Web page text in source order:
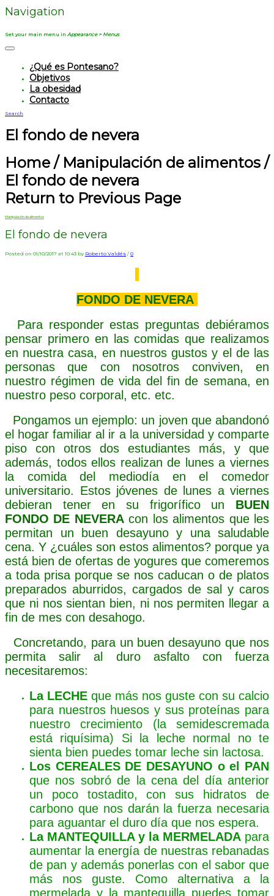
Navigation
Set your main menu in Appearance > Menus
¿Qué es Pontesano?
Objetivos
La obesidad
Contacto
Search
El fondo de nevera
Home / Manipulación de alimentos /
El fondo de nevera
Return to Previous Page
Manipulación de alimentos
El fondo de nevera
Posted on 01/10/2017 at 10:43 by Roberto Valdés / 0
FONDO DE NEVERA
Para responder estas preguntas debiéramos
pensar primero en las comidas que realizamos
en nuestra casa, en nuestros gustos y el de las
personas que con nosotros conviven, en
nuestro régimen de vida del fin de semana, en
nuestro peso corporal, etc. etc.
Pongamos un ejemplo: un joven que abandonó
el hogar familiar al ir a la universidad y comparte
piso con otros dos estudiantes más, y que
además, todos ellos realizan de lunes a viernes
la comida del mediodía en el comedor
universitario. Estos jóvenes de lunes a viernes
debieran tener en su frigorífico un BUEN
FONDO DE NEVERAcon los alimentos que les
permitan un buen desayuno y una saludable
cena. Y ¿cuáles son estos alimentos? porque ya
está bien de ofertas de yogures que comeremos
a toda prisa porque se nos caducan o de platos
preparados aburridos, cargados de sal y caros
que ni nos sientan bien, ni nos permiten llegar a
fin de mes con desahogo.
Concretando, para un buen desayuno que nos
permita salir al duro asfalto con fuerza
necesitaremos:
La LECHE que más nos guste con su calcio
para nuestros huesos y sus proteínas para
nuestro crecimiento (la semidescremada
está riquísima) Si la leche normal no te
sienta bien puedes tomar leche sin lactosa.
Los CEREALES DE DESAYUNO o el PAN
que nos sobró de la cena del día anterior
un poco tostadito, con sus hidratos de
carbono que nos darán la fuerza necesaria
para aguantar el duro día que nos espera.
La MANTEQUILLA y la MERMELADA para
aumentar la energía de nuestras rebanadas
de pan y además ponerlas con el sabor que
más nos guste. Como alternativa a la
mermelada y la mantequilla puedes tomar